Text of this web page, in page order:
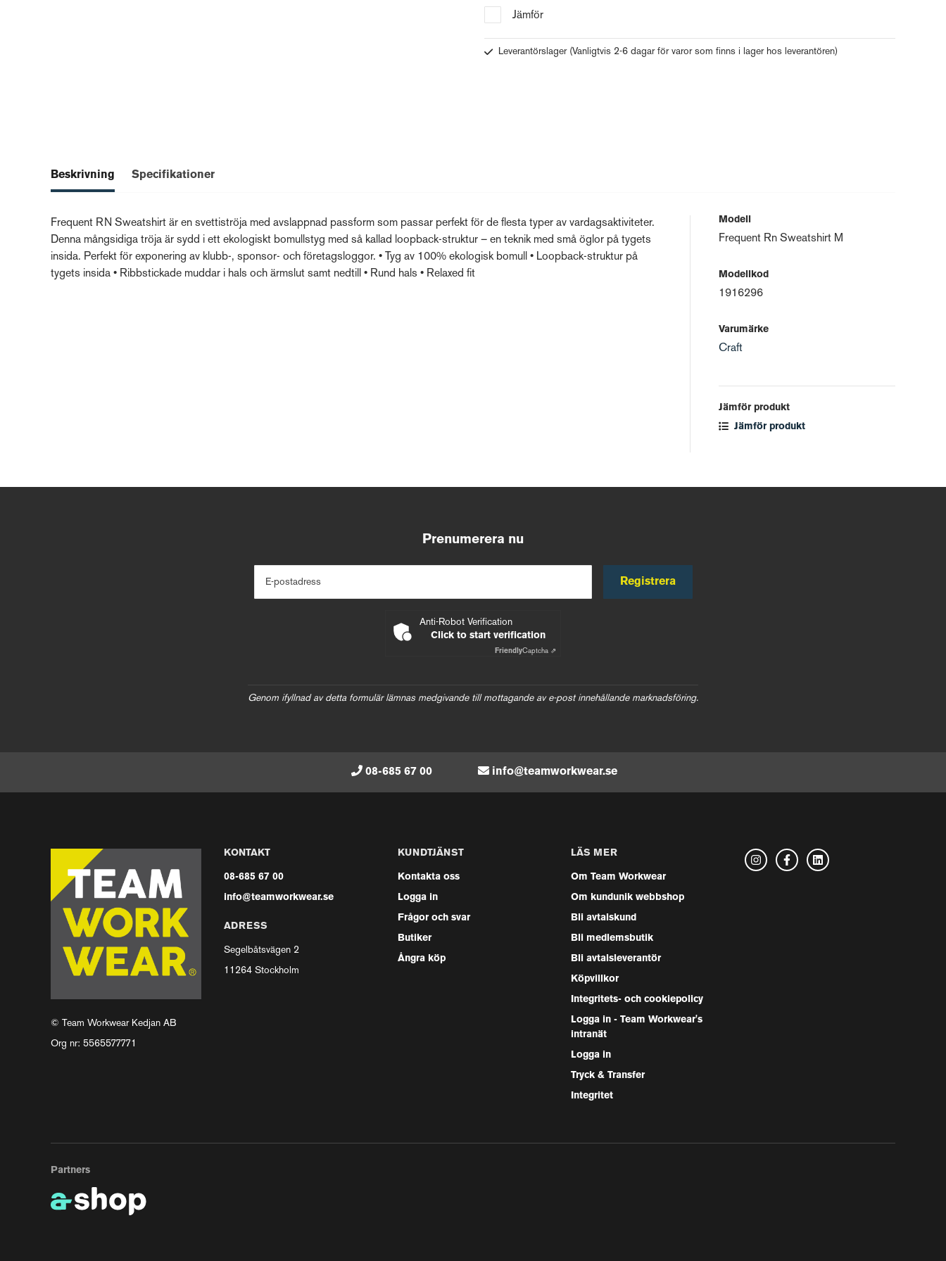
Jämför
Leverantörslager (Vanligtvis 2-6 dagar för varor som finns i lager hos leverantören)
Beskrivning Specifikationer
Frequent RN Sweatshirt är en svettiströja med avslappnad passform som passar perfekt för de flesta typer av vardagsaktiviteter.
Denna mångsidiga tröja är sydd i ett ekologiskt bomullstyg med så kallad loopback-struktur – en teknik med små öglor på tygets
insida. Perfekt för exponering av klubb-, sponsor- och företagsloggor. • Tyg av 100% ekologisk bomull • Loopback-struktur på
tygets insida • Ribbstickade muddar i hals och ärmslut samt nedtill • Rund hals • Relaxed fit
Modell
Frequent Rn Sweatshirt M
Modellkod
1916296
Varumärke
Craft
Jämför produkt
Jämför produkt
Prenumerera nu
E-postadress Registrera
Anti-Robot Verification
Click to start verification
FriendlyCaptcha ⇗
Genom ifyllnad av detta formulär lämnas medgivande till mottagande av e-post innehållande marknadsföring.
08-685 67 00 info@teamworkwear.se
© Team Workwear Kedjan AB
Org nr: 5565577771
KONTAKT
08-685 67 00
info@teamworkwear.se
ADRESS
Segelbåtsvägen 2
11264 Stockholm
KUNDTJÄNST
Kontakta oss
Logga in
Frågor och svar
Butiker
Ångra köp
LÄS MER
Om Team Workwear
Om kundunik webbshop
Bli avtalskund
Bli medlemsbutik
Bli avtalsleverantör
Köpvillkor
Integritets- och cookiepolicy
Logga in - Team Workwear's
intranät
Logga in
Tryck & Transfer
Integritet
Partners